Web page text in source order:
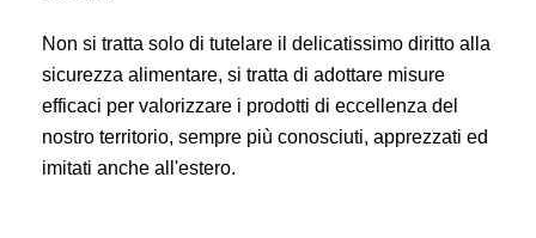
Non si tratta solo di tutelare il delicatissimo diritto alla
sicurezza alimentare, si tratta di adottare misure
efficaci per valorizzare i prodotti di eccellenza del
nostro territorio, sempre più conosciuti, apprezzati ed
imitati anche all'estero.